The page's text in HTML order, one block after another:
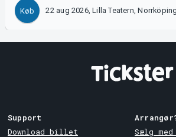
Køb 22 aug 2026, Lilla Teatern, Norrköping
Support
Download billet
Sælg med